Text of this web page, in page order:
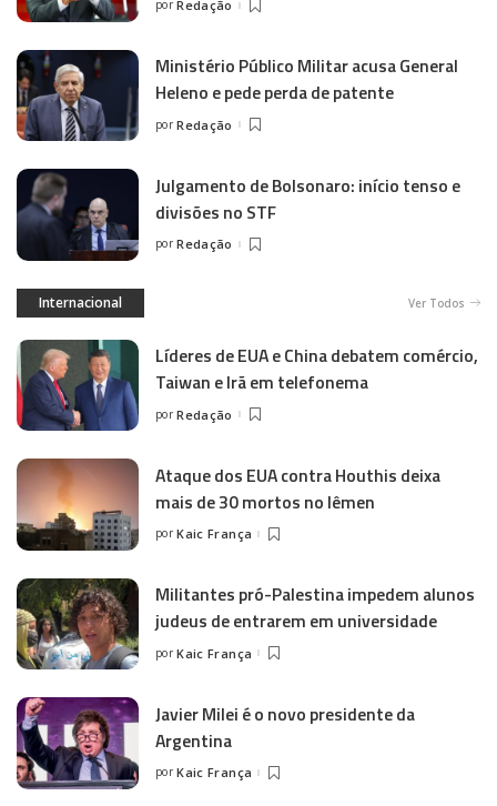
por Redação
Ministério Público Militar acusa General
Heleno e pede perda de patente
por Redação
Julgamento de Bolsonaro: início tenso e
divisões no STF
por Redação
Internacional Ver Todos
Líderes de EUA e China debatem comércio,
Taiwan e Irã em telefonema
por Redação
Ataque dos EUA contra Houthis deixa
mais de 30 mortos no Iêmen
por Kaic França
Militantes pró-Palestina impedem alunos
judeus de entrarem em universidade
por Kaic França
Javier Milei é o novo presidente da
Argentina
por Kaic França